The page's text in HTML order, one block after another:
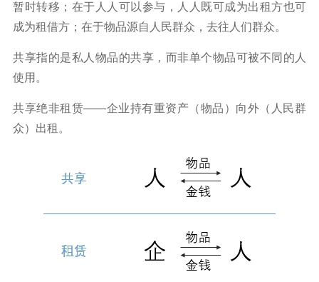
暂时转移；在于人人可以参与，人人既可成为出租方也可
成为租借方；在于物品源自人民群众，去往人们群众。
共享指的是私人物品的共享，而非单个物品可被不同的人
使用。
共享绝非租赁——企业持有重资产（物品）向外（人民群
众）出租。